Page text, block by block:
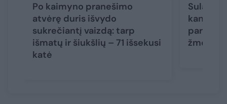
Po kaimyno pranešimo
atvėrę duris išvydo
sukrečiantį vaizdą: tarp
išmatų ir šiukšlių – 71 išsekusi
katė
žmonės